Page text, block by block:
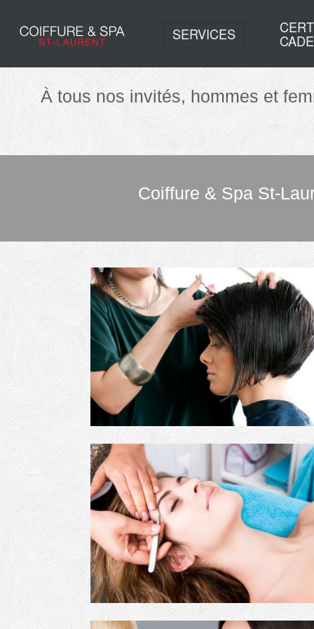
SERVICES
À tous nos invités, hommes et
Coiffure & Spa St-